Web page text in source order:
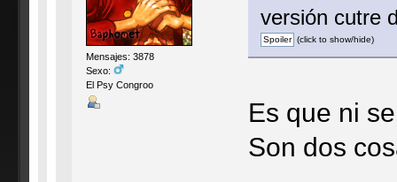
Mensajes: 3878
Sexo:
El Psy Congroo
versión cutre
(click to show/hide)
Es que ni
Son dos